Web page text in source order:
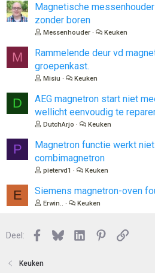
Magnetische
zonder boren
Messenhouder Keuken
M
Rammelende deur vd
groepenkast.
Misiu Keuken
D
AEG magnetron start niet
wellicht eenvoudig te
DutchArjo Keuken
P
Magnetron functie werkt niet
combimagnetron
pietervd1 Keuken
E Siemens magnetron-oven
Erwin.. Keuken
Deel: Facebook
BlueskyLinkedInPinterest
Link
Keuken